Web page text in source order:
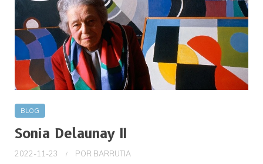
BLOG
Sonia Delaunay II
2022-11-23 POR BARRUTIA